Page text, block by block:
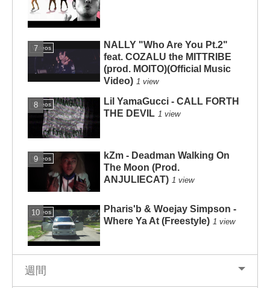
Videos
NALLY "Who Are You Pt.2"
feat. COZALU the MITTRIBE
(prod. MOITO)(Official Music
Video) 1 view
Videos
Lil YamaGucci - CALL FORTH
THE DEVIL 1 view
Videos
kZm - Deadman Walking On
The Moon (Prod.
ANJULIECAT) 1 view
Videos
Pharis'b & Woejay Simpson -
Where Ya At (Freestyle) 1 view
週間